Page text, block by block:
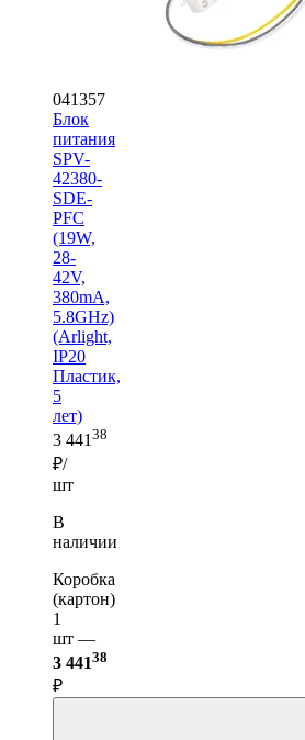
041357
Блок
питания
SPV-
42380-
SDE-
PFC
(19W,
28-
42V,
380mA,
5.8GHz)
(Arlight,
IP20
Пластик,
5
лет)
3 44138
₽/
шт
В
наличии
Коробка
(картон)
1
шт —
3 44138
₽